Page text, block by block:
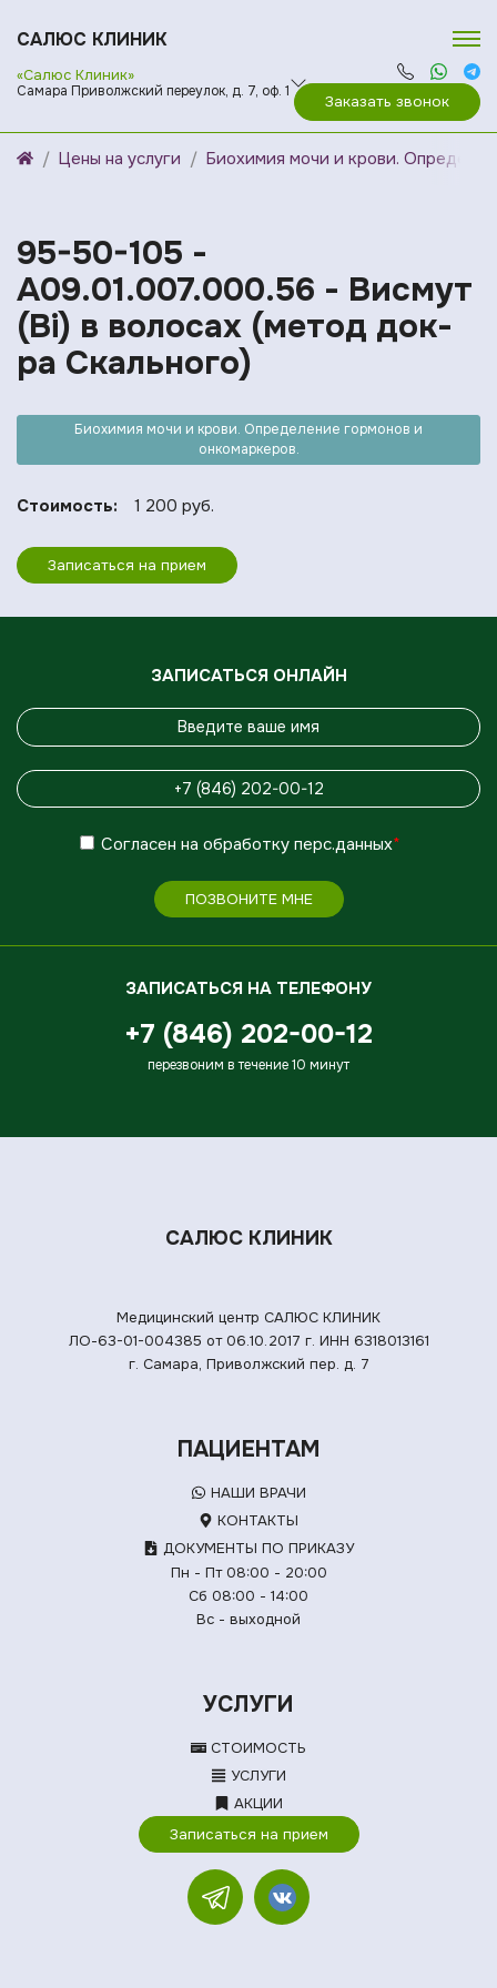
САЛЮС КЛИНИК
«Салюс Клиник»
Самара Приволжский переулок, д. 7, оф. 1
Заказать звонок
Цены на услуги Биохимия мочи и крови.
95-50-105 -
A09.01.007.000.56 - Висмут
(Bi) в волосах (метод док-
ра Скального)
Биохимия мочи и крови. Определение гормонов и
онкомаркеров.
Стоимость: 1 200 руб.
Записаться на прием
ЗАПИСАТЬСЯ ОНЛАЙН
Согласен на обработку перс.данных*
ПОЗВОНИТЕ МНЕ
ЗАПИСАТЬСЯ НА ТЕЛЕФОНУ
+7 (846) 202-00-12
перезвоним в течение 10 минут
САЛЮС КЛИНИК
Медицинский центр САЛЮС КЛИНИК
ЛО-63-01-004385 от 06.10.2017 г. ИНН 6318013161
г. Самара, Приволжский пер. д. 7
ПАЦИЕНТАМ
НАШИ ВРАЧИ
КОНТАКТЫ
ДОКУМЕНТЫ ПО ПРИКАЗУ
Пн - Пт 08:00 - 20:00
Сб 08:00 - 14:00
Вс - выходной
УСЛУГИ
СТОИМОСТЬ
УСЛУГИ
АКЦИИ
Записаться на прием